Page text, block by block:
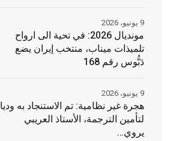
مونديال 2026: في تحية الى ارواح
تلميذات ميناب، منتخب إيران يضع
دَبُّوس رقم 168
9 يونيو، 2026
هجرة غير نظامية: تم الاستنجاد به وديا
لتأمين الترجمة، الأستاذ العريبي
يروي…
9 يونيو، 2026